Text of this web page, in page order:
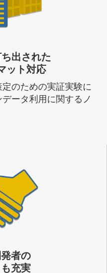
出された
ット対応
のための実証実験に
ータ利用に関するノ
者の
充実